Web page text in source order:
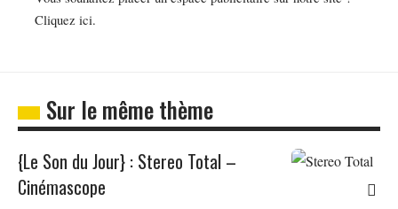
Cliquez ici.
Sur le même thème
{Le Son du Jour} : Stereo Total –
Cinémascope